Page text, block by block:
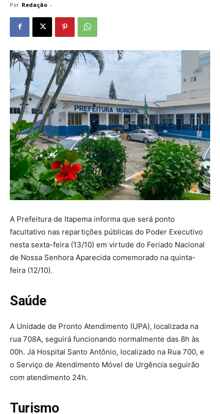
Por Redação -
A Prefeitura de Itapema informa que será ponto
facultativo nas repartições públicas do Poder Executivo
nesta sexta-feira (13/10) em virtude do Feriado Nacional
de Nossa Senhora Aparecida comemorado na quinta-
feira (12/10).
Saúde
A Unidade de Pronto Atendimento (UPA), localizada na
rua 708A, seguirá funcionando normalmente das 8h às
00h. Já Hospital Santo Antônio, localizado na Rua 700, e
o Serviço de Atendimento Móvel de Urgência seguirão
com atendimento 24h.
Turismo